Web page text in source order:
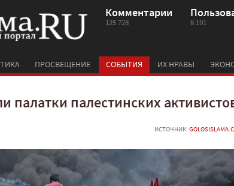
Комментарии
125 728 6 191
ПРОСВЕЩЕНИЕ СОБЫТИЯ ИХ НРАВЫ
палатки палестинских
ИСТОЧНИК: